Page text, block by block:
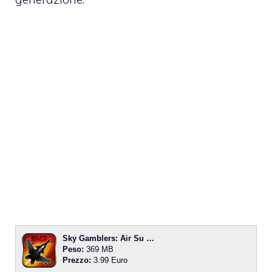
Sky Gamblers: Air Su …
Peso: 369 MB
Prezzo: 3.99 Euro